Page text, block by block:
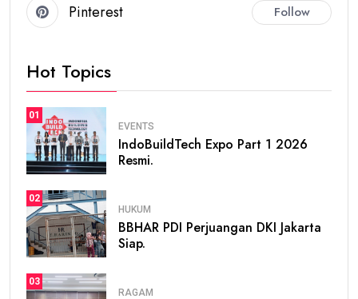
Pinterest Follow
Hot Topics
01
EVENTS
IndoBuildTech Expo Part 1 2026
Resmi.
02
HUKUM
BBHAR PDI Perjuangan DKI Jakarta
Siap.
03
RAGAM